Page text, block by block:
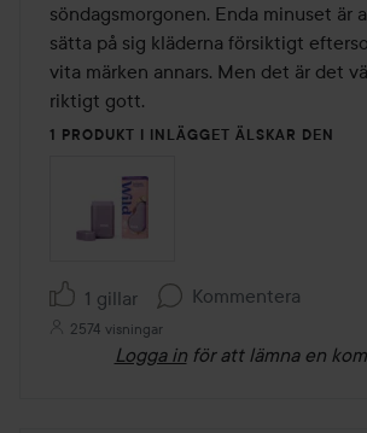
söndagsmorgonen. Enda minuset är
sätta på sig kläderna försiktigt
vita märken annars. Men det är det
riktigt gott.
1 PRODUKT I INLÄGGET ÄLSKAR DEN
1 gillar Kommentera
2574 visningar
Logga in för att lämna en